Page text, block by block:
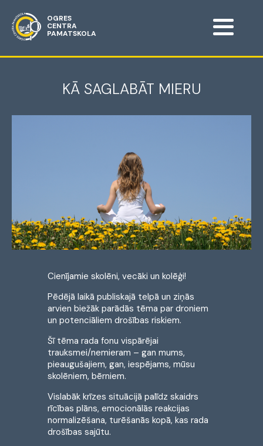
OGRES
CENTRA
PAMATSKOLA
KĀ SAGLABĀT MIERU
Cienījamie skolēni, vecāki un kolēģi!
Pēdējā laikā publiskajā telpā un ziņās
arvien biežāk parādās tēma par droniem
un potenciāliem drošības riskiem.
Šī tēma rada fonu vispārējai
trauksmei/nemieram – gan mums,
pieaugušajiem, gan, iespējams, mūsu
skolēniem, bērniem.
Vislabāk krīzes situācijā palīdz skaidrs
rīcības plāns, emocionālās reakcijas
normalizēšana, turēšanās kopā, kas rada
drošības sajūtu.